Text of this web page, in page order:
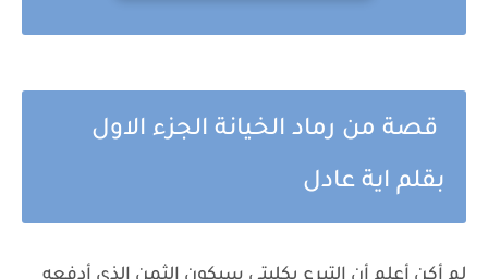
قصة من رماد الخيانة الجزء الاول
بقلم اية عادل